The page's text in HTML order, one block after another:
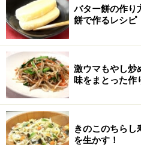
2
具材を切る
大根、にんじんは6mm厚の
る。干ししいたけは水につ
ベツはザクザク切る。こん
バター餅の作り
餅で作るレシピ
激ウマもやし炒
味をまとった作
きのこのちら
を生かす！